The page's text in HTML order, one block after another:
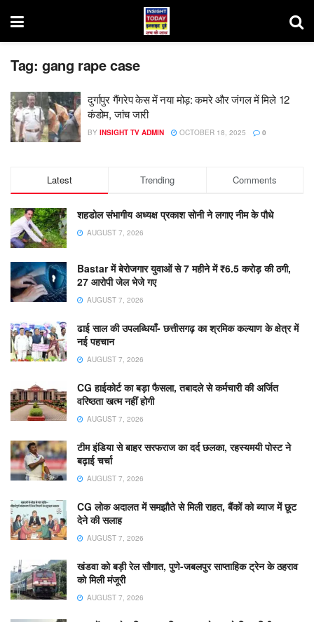
Tag: gang rape case
दुर्गापुर गैंगरेप केस में नया मोड़: कमरे और जंगल में मिले 12
कंडोम, जांच जारी
BY INSIGHT TV ADMIN OCTOBER 18, 2025 0
Latest Trending Comments
शहडोल संभागीय अध्यक्ष प्रकाश सोनी ने लगाए नीम के पौधे
AUGUST 7, 2026
Bastar में बेरोजगार युवाओं से 7 महीने में ₹6.5 करोड़ की ठगी,
27 आरोपी जेल भेजे गए
AUGUST 7, 2026
ढाई साल की उपलब्धियाँ- छत्तीसगढ़ का श्रमिक कल्याण के क्षेत्र में
नई पहचान
AUGUST 7, 2026
CG हाईकोर्ट का बड़ा फैसला, तबादले से कर्मचारी की अर्जित
वरिष्ठता खत्म नहीं होगी
AUGUST 7, 2026
टीम इंडिया से बाहर सरफराज का दर्द छलका, रहस्यमयी पोस्ट ने
बढ़ाई चर्चा
AUGUST 7, 2026
CG लोक अदालत में समझौते से मिली राहत, बैंकों को ब्याज में छूट
देने की सलाह
AUGUST 7, 2026
खंडवा को बड़ी रेल सौगात, पुणे-जबलपुर साप्ताहिक ट्रेन के ठहराव
को मिली मंजूरी
AUGUST 7, 2026